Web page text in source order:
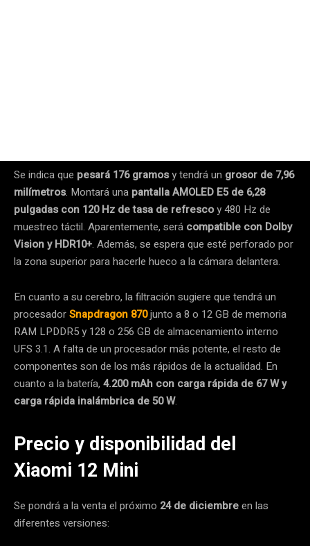
Se indica que pesará 176 gramosy tendrá un grosor de 7,96
milímetros. Montará una pantalla AMOLED E5 de 6,28
pulgadas con 120 Hz de tasa de refrescoy 480 Hz de
muestreo táctil. Aparentemente, será compatible con Dolby
Vision y HDR10+. Además, se espera que esté perforado por
la zona superior para hacerle hueco a la cámara delantera.
En cuanto a su cerebro, la filtración sugiere que tendrá un
procesadorSnapdragon 870junto a 8 o 12 GB de memoria
RAM LPDDR5 y 128 o 256 GB de almacenamiento interno
UFS 3.1. A falta de un procesador más potente, el resto de
componentes son de los más rápidos de la actualidad. En
cuanto a la batería, 4.200 mAh con carga rápida de 67 W y
carga rápida inalámbrica de 50 W.
Precio y disponibilidad del
Xiaomi 12 Mini
Se pondrá a la venta el próximo 24 de diciembreen las
diferentes versiones: